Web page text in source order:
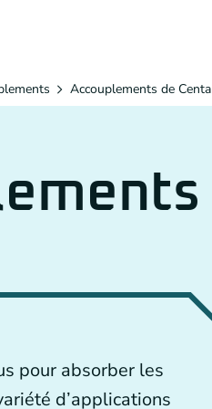
Accouplements de Centa
pour absorber les
d’applications